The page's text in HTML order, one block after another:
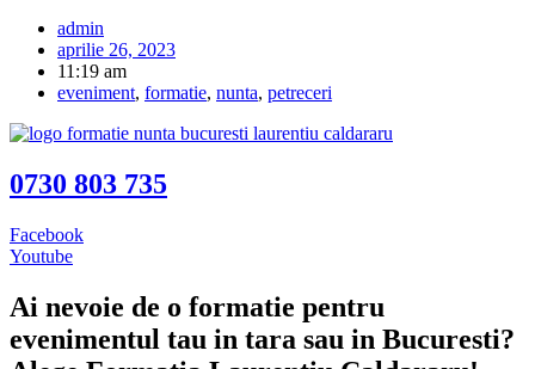
admin
aprilie 26, 2023
11:19 am
eveniment, formatie, nunta, petreceri
0730 803 735
Facebook
Youtube
Ai nevoie de o formatie pentru
evenimentul tau in tara sau in Bucuresti?